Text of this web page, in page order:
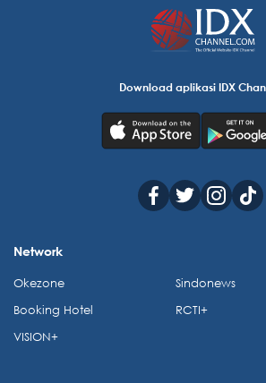
Download aplikasi IDX
Network
Okezone
Booking Hotel
VISION+
Sindonews
RCTI+